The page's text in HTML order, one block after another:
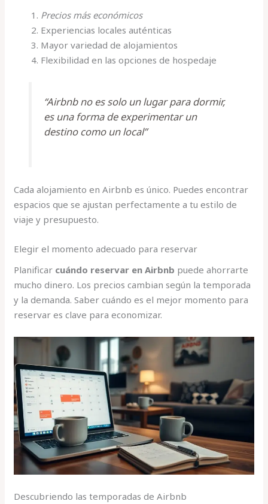
Precios más económicos
Experiencias locales auténticas
Mayor variedad de alojamientos
Flexibilidad en las opciones de hospedaje
“Airbnb no es solo un lugar para dormir,
es una forma de experimentar un
destino como un local”
Cada alojamiento en Airbnb es único. Puedes encontrar
espacios que se ajustan perfectamente a tu estilo de
viaje y presupuesto.
Elegir el momento adecuado para reservar
Planificar cuándo reservar en Airbnb puede ahorrarte
mucho dinero. Los precios cambian según la temporada
y la demanda. Saber cuándo es el mejor momento para
reservar es clave para economizar.
Descubriendo las temporadas de Airbnb